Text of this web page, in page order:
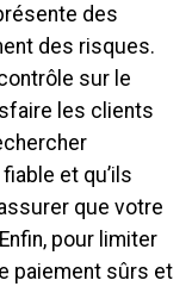
des
des risques.
sur le
les clients
et qu’ils
que votre
pour limiter
paiement sûrs et